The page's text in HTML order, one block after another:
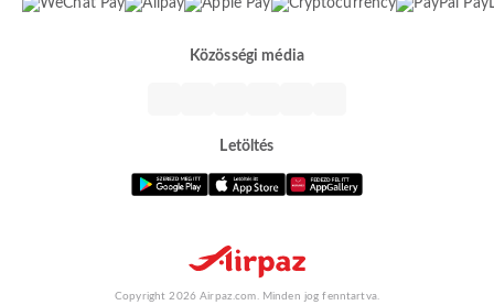
Közösségi média
Letöltés
Copyright 2026 Airpaz.com. Minden jog fenntartva.